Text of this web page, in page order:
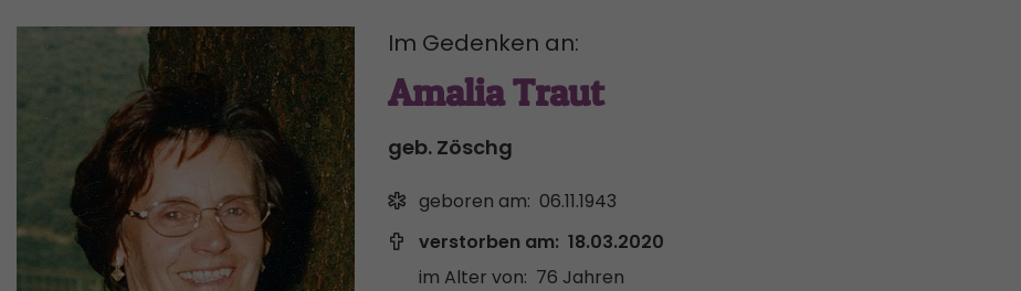
Im Gedenken an:
Amalia Traut
geb. Zöschg
geboren am: 06.11.1943
verstorben am: 18.03.2020
im Alter von: 76 Jahren